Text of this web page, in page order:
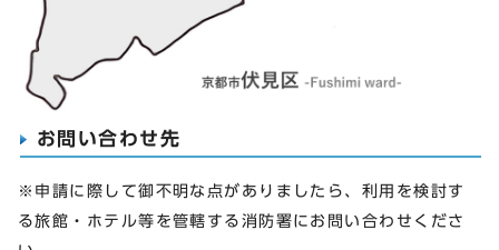
お問い合わせ先
※申請に際して御不明な点がありましたら、利用を検討す
る旅館・ホテル等を管轄する消防署にお問い合わせくださ